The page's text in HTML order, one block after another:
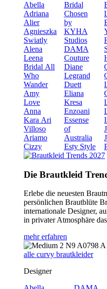
Abella
Adriana
Alier
Agnieszka
Swiatly
Alena
Leena
Bridal All
Who
Wander
Amy
Love
Anna
Kara Ari
Villoso
Ariamo
Cizzy
Bridal
Chosen
by
KYHA
Studios
DAMA
Couture
Diane
Legrand
Duett
Eliana
Kresa
Enzoani
Essense
of
Australia
Esty Style
Die Brautkleid
Erlebe die neuesten
persönlichen Brautblüte
internationale Designer,
in privater Atmosphäre
mehr erfahren
alle curvy brautkleider
Designer